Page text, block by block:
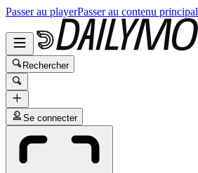
Passer au playerPasser au contenu principal
Rechercher
Se connecter